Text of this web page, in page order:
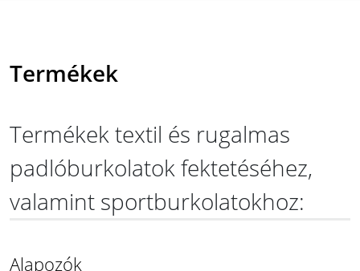
Termékek
Termékek textil és rugalmas
padlóburkolatok fektetéséhez,
valamint sportburkolatokhoz:
Alapozók